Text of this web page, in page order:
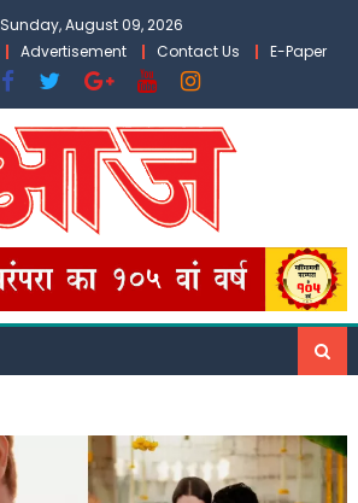
Sunday, August 09, 2026
Advertisement Contact Us E-Paper